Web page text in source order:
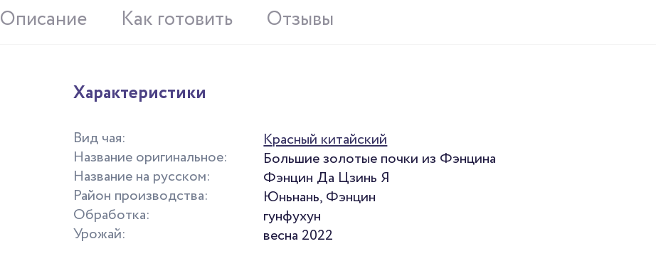
Описание Как готовить Отзывы
Характеристики
Вид чая:
Красный китайский
Название оригинальное:
Большие золотые почки из Фэнцина
Название на русском:
Фэнцин Да Цзинь Я
Район производства:
Юньнань, Фэнцин
Обработка:
гунфухун
Урожай:
весна 2022